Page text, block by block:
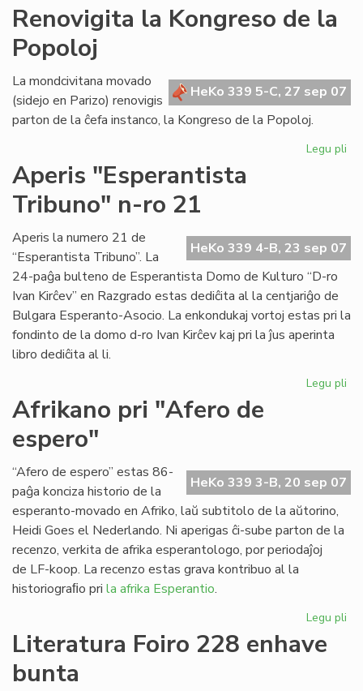
Renovigita la Kongreso de la
Popoloj
HeKo 339 5-C, 27 sep 07
La mondcivitana movado
(sidejo en Parizo) renovigis
parton de la ĉefa instanco, la Kongreso de la Popoloj.
Legu pli
la
Aperis "Esperantista
Tribuno" n-ro 21
HeKo 339 4-B, 23 sep 07
Aperis la numero 21 de
“Esperantista Tribuno”. La
24-paĝa bulteno de Esperantista Domo de Kulturo “D-ro
Ivan Kirĉev” en Razgrado estas dediĉita al la centjariĝo de
Bulgara Esperanto-Asocio. La enkondukaj vortoj estas pri la
fondinto de la domo d-ro Ivan Kirĉev kaj pri la ĵus aperinta
libro dediĉita al li.
Legu pli
ro
Afrikano pri "Afero de
espero"
HeKo 339 3-B, 20 sep 07
“Afero de espero” estas 86-
paĝa konciza historio de la
esperanto-movado en Afriko, laŭ subtitolo de la aŭtorino,
Heidi Goes el Nederlando. Ni aperigas ĉi-sube parton de la
recenzo, verkita de afrika esperantologo, por periodaĵoj
de LF-koop. La recenzo estas grava kontribuo al la
historiograﬁo pri la afrika Esperantio.
Legu pli
Literatura Foiro 228 enhave
bunta